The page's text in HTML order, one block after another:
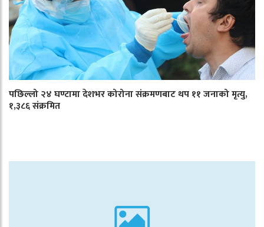
पछिल्लो २४ घण्टामा देशभर कोरोना संक्रमणबाट थप ११ जनाको मृत्यु,
१,३८६ संक्रमित